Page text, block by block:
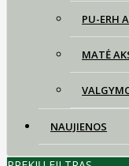
PU-ERH
MATĖ
NAUJIENOS